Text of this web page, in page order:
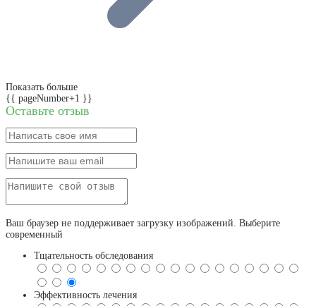
Показать больше
{{ pageNumber+1 }}
Оставьте отзыв
Ваш браузер не поддерживает загрузку изображений. Выберите
современный
Тщательность обследования
Эффективность лечения